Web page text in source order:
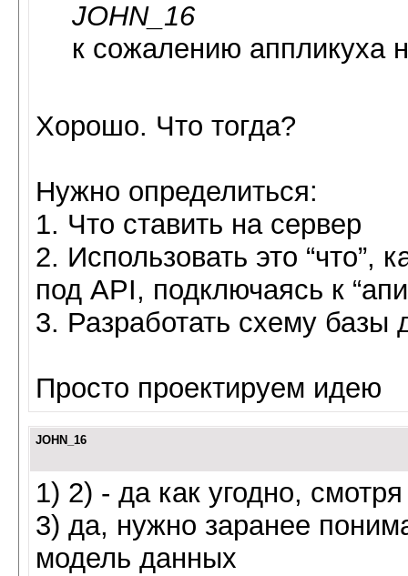
JOHN_16
к сожалению аппликуха
Хорошо. Что тогда?
Нужно определиться:
1. Что ставить на сервер
2. Использовать это “что”,
под API, подключаясь к
3. Разработать схему базы
Просто проектируем идею
JOHN_16
1) 2) - да как угодно,
3) да, нужно заранее
модель данных